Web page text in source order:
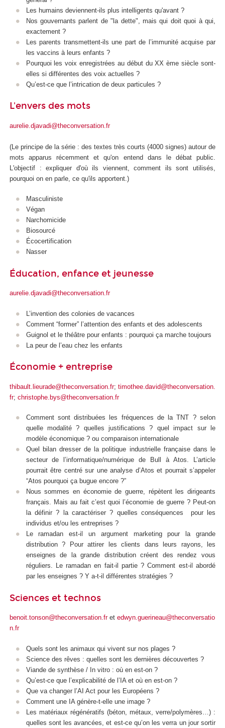
Les humains deviennent-ils plus intelligents qu'avant ?
Nos gouvernants parlent de "la dette", mais qui doit quoi à qui,
exactement ?
Les parents transmettent-ils une part de l’immunité acquise par
les vaccins à leurs enfants ?
Pourquoi les voix enregistrées au début du XX ème siècle sont-
elles si différentes des voix actuelles ?
Qu’est-ce que l’intrication de deux particules ?
L'envers des mots
aurelie.djavadi@theconversation.fr
(Le principe de la série : des textes très courts (4000 signes) autour de
mots apparus récemment et qu'on entend dans le débat public.
L'objectif : expliquer d'où ils viennent, comment ils sont utilisés,
pourquoi on en parle, ce qu'ils apportent.)
Masculiniste
Végan
Narchomicide
Biosourcé
Écocertification
Nasser
Éducation, enfance et jeunesse
aurelie.djavadi@theconversation.fr
L’invention des colonies de vacances
Comment “former” l’attention des enfants et des adolescents
Guignol et le théâtre pour enfants : pourquoi ça marche toujours
La peur de l’eau chez les enfants
Économie + entreprise
thibault.lieurade@theconversation.fr; timothee.david@theconversation.
fr; christophe.bys@theconversation.fr
Comment sont distribuées les fréquences de la TNT ? selon
quelle modalité ? quelles justifications ? quel impact sur le
modèle économique ? ou comparaison internationale
Quel bilan dresser de la politique industrielle française dans le
secteur de l’informatique/numérique de Bull à Atos. L’article
pourrait être centré sur une analyse d’Atos et pourrait s’appeler
“Atos pourquoi ça bugue encore ?”
Nous sommes en économie de guerre, répètent les dirigeants
français. Mais au fait c’est quoi l’économie de guerre ? Peut-on
la définir ? la caractériser ? quelles conséquences pour les
individus et/ou les entreprises ?
Le ramadan est-il un argument marketing pour la grande
distribution ? Pour attirer les clients dans leurs rayons, les
enseignes de la grande distribution créent des rendez vous
réguliers. Le ramadan en fait-il partie ? Comment est-il abordé
par les enseignes ? Y a-t-il différentes stratégies ?
Sciences et technos
benoit.tonson@theconversation.fret edwyn.guerineau@theconversatio
n.fr
Quels sont les animaux qui vivent sur nos plages ?
Science des rêves : quelles sont les dernières découvertes ?
Viande de synthèse / In vitro : où en est-on ?
Qu’est-ce que l’explicabilité de l’IA et où en est-on ?
Que va changer l’AI Act pour les Européens ?
Comment une IA génère-t-elle une image ?
Les matériaux régénératifs (béton, métaux, verre/polymères…) :
quelles sont les avancées, et est-ce qu’on les verra un jour sortir